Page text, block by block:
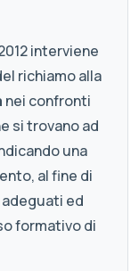
interviene
richiamo alla
nei confronti
si trovano ad
una
al fine di
ed
formativo di